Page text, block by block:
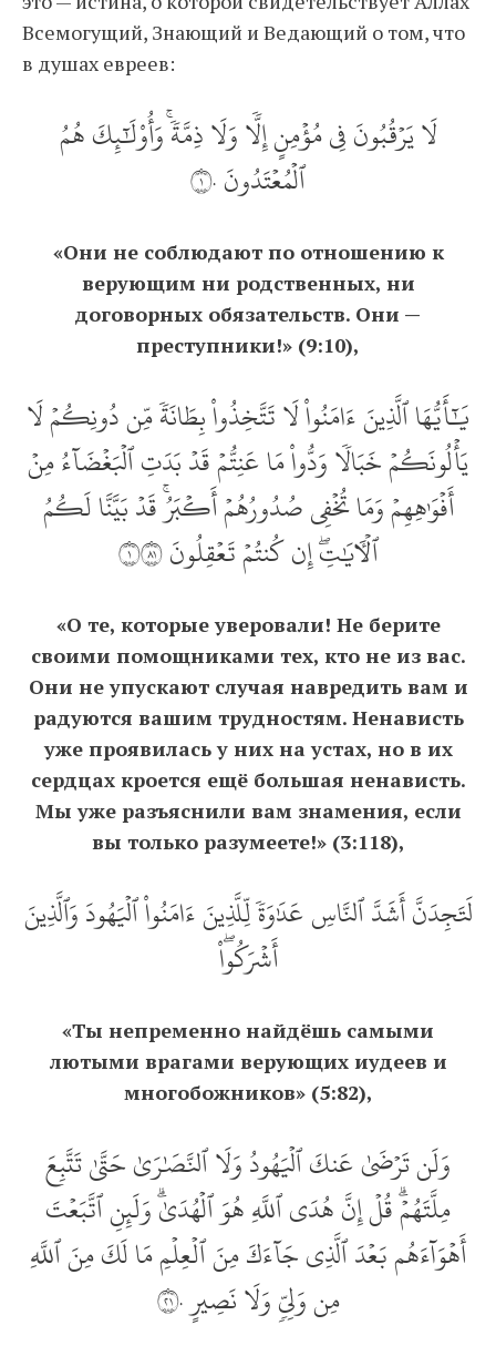
Всемогущий, Знающий и Ведающий о том, что
в душах евреев:
لَا يَرۡقُبُونَ فِي مُؤۡمِنٍ إِلّٗا وَلَا ذِمَّةٗۚ وَأُوْلَٰٓئِكَ هُمُ
ٱلۡمُعۡتَدُونَ ١٠
«Они не соблюдают по отношению к
верующим ни родственных, ни
договорных обязательств. Они —
преступники!» (9:10),
يَٰٓأَيُّهَا ٱلَّذِينَ ءَامَنُواْ لَا تَتَّخِذُواْ بِطَانَةٗ مِّن دُونِكُمۡ لَا
يَأۡلُونَكُمۡ خَبَالٗا وَدُّواْ مَا عَنِتُّمۡ قَدۡ بَدَتِ ٱلۡبَغۡضَآءُ مِنۡ
أَفۡوَٰهِهِمۡ وَمَا تُخۡفِي صُدُورُهُمۡ أَكۡبَرُۚ قَدۡ بَيَّنَّا لَكُمُ
ٱلۡأٓيَٰتِۖ إِن كُنتُمۡ تَعۡقِلُونَ ١١٨
«О те, которые уверовали! Не берите
своими помощниками тех, кто не из вас.
Они не упускают случая навредить вам и
радуются вашим трудностям. Ненависть
уже проявилась у них на устах, но в их
сердцах кроется ещё большая ненависть.
Мы уже разъяснили вам знамения, если
вы только разумеете!» (3:118),
لَتَجِدَنَّ أَشَدَّ ٱلنَّاسِ عَدَٰوَةٗ لِّلَّذِينَ ءَامَنُواْ ٱلۡيَهُودَ وَٱلَّذِينَ
أَشۡرَكُواْۖ
«Ты непременно найдёшь самыми
лютыми врагами верующих иудеев и
многобожников» (5:82),
وَلَن تَرۡضَىٰ عَنكَ ٱلۡيَهُودُ وَلَا ٱلنَّصَٰرَىٰ حَتَّىٰ تَتَّبِعَ
مِلَّتَهُمۡۗ قُلۡ إِنَّ هُدَى ٱللَّهِ هُوَ ٱلۡهُدَىٰۗ وَلَئِنِ ٱتَّبَعۡتَ
أَهۡوَآءَهُم بَعۡدَ ٱلَّذِي جَآءَكَ مِنَ ٱلۡعِلۡمِ مَا لَكَ مِنَ ٱللَّهِ
مِن وَلِيّٖ وَلَا نَصِيرٍ ١٢٠